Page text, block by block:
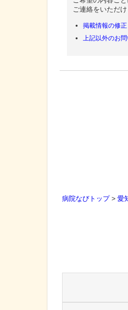
ご連絡をいただ
掲載情報の修
上記以外のお
病院なびトップ> 愛